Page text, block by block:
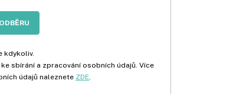
kdykoliv.
sbírání a zpracování osobních údajů. Více
údajů naleznete ZDE.